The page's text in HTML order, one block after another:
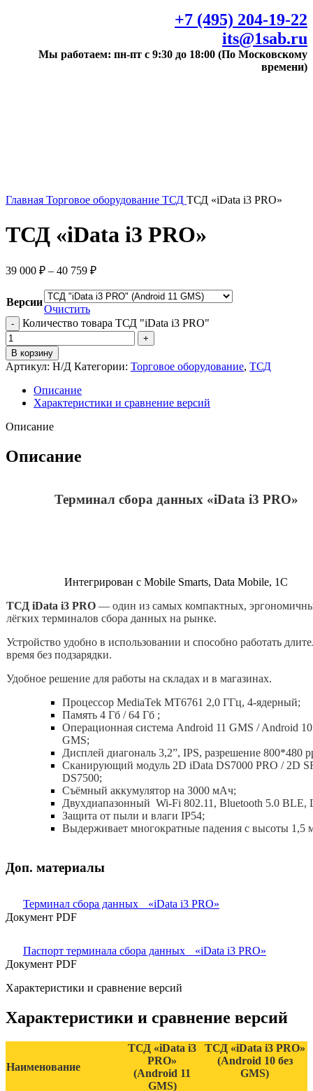
+7 (495) 204-19-22
its@1sab.ru
Мы работаем: пн-пт с 9:30 до 18:00 (По Московскому
времени)
Главная Торговое оборудование ТСД ТСД «iData i3 PRO»
ТСД «iData i3 PRO»
39 000 ₽ – 40 759 ₽
Версии
Очистить
Количество товара ТСД "iData i3 PRO"
В корзину
Артикул: Н/Д Категории: Торговое оборудование, ТСД
Описание
Характеристики и сравнение версий
Описание
Описание
Терминал сбора данных «iData i3 PRO»
Интегрирован с Mobile Smarts, Data Mobile, 1С
ТСД iData i3 PRO — один из самых компактных,
лёгких терминалов сбора данных на рынке.
Устройство удобно в использовании и способно работать
время без подзарядки.
Удобное решение для работы на складах и в магазинах.
Процессор MediaTek MT6761 2,0 ГГц, 4-ядерный;
Память 4 Гб / 64 Гб ;
Операционная система Android 11 GMS / Android 10
GMS;
Дисплей диагональ 3,2”, IPS, разрешение 800*480
Сканирующий модуль 2D iData DS7000 PRO / 2D
DS7500;
Съёмный аккумулятор на 3000 мАч;
Двухдиапазонный Wi-Fi 802.11, Bluetooth 5.0 BLE,
Защита от пыли и влаги IP54;
Выдерживает многократные падения с высоты 1,5
Доп. материалы
Терминал сбора данных «iData i3 PRO»
Документ PDF
Паспорт терминала сбора данных «iData i3 PRO»
Документ PDF
Характеристики и сравнение версий
Характеристики и сравнение версий
Наименование
ТСД «iData i3
PRO»
(Android 11
GMS)
ТСД «iData i3 PRO»
(Android 10 без
GMS)